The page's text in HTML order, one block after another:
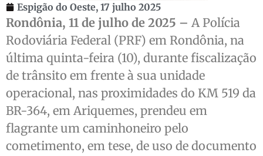
Espigão do Oeste, 17 julho 2025
Rondônia, 11 de julho de 2025 – A Polícia
Rodoviária Federal (PRF) em Rondônia, na
última quinta-feira (10), durante fiscalização
de trânsito em frente à sua unidade
operacional, nas proximidades do KM 519 da
BR-364, em Ariquemes, prendeu em
flagrante um caminhoneiro pelo
cometimento, em tese, de uso de documento